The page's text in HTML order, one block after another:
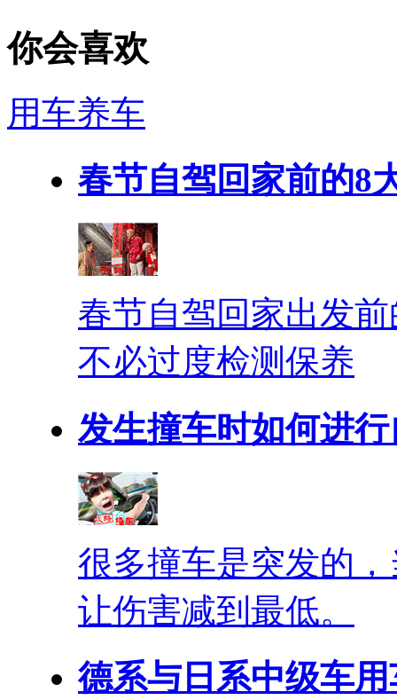
你会喜欢
用车养车
春节自驾回家前的8
春节自驾回家出发
不必过度检测保养
发生撞车时如何进
很多撞车是突发的
让伤害减到最低。
德系与日系中级车